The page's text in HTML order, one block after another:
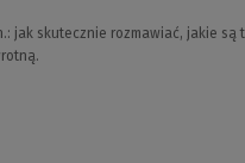
jak skutecznie rozmawiać, jakie